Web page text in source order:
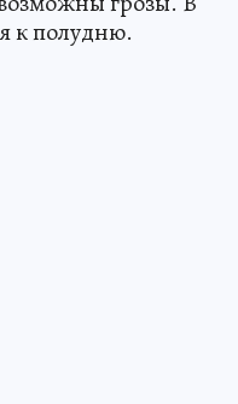
к полудню.